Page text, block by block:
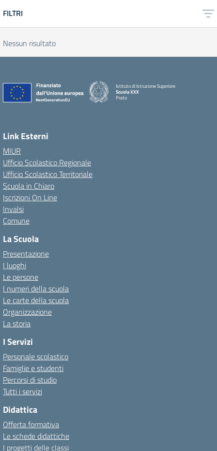
FILTRI
Nessun risultato
Istituto di Istruzione Superiore
Scuola XXX
Prato
Link Esterni
MIUR
Ufficio Scolastico Regionale
Ufficio Scolastico Territoriale
Scuola in Chiaro
Iscrizioni On Line
Invalsi
Comune
La Scuola
Presentazione
I luoghi
Le persone
I numeri della scuola
Le carte della scuola
Organizzazione
La storia
I Servizi
Personale scolastico
Famiglie e studenti
Percorsi di studio
Tutti i servizi
Didattica
Offerta formativa
Le schede didattiche
I progetti delle classi